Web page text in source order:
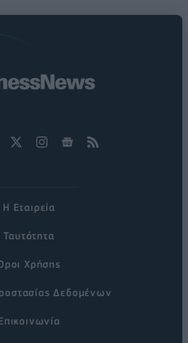
Η Εταιρεία
Ταυτότητα
Χρήσης
Δεδομένων